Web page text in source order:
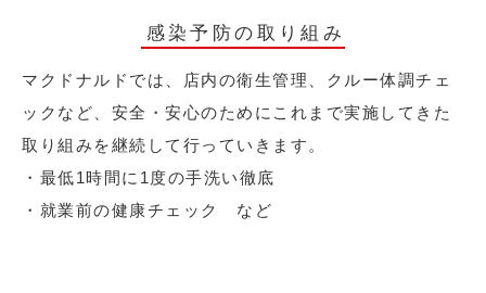
感染予防の取り組み
マクドナルドでは、店内の衛生管理、クルー体調チェ
ックなど、安全・安心のためにこれまで実施してきた
取り組みを継続して行っていきます。
・最低1時間に1度の手洗い徹底
・就業前の健康チェック など